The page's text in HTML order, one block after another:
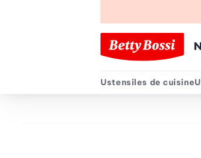
Menu
Ustensiles de cuisine